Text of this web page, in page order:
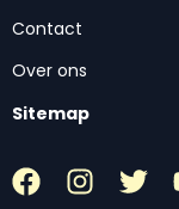
Contact
Over ons
Sitemap